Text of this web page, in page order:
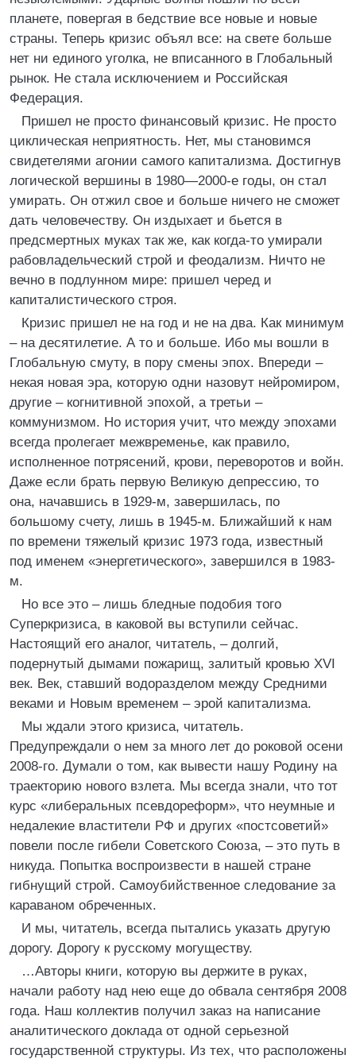
планете, повергая в бедствие все новые и новые
страны. Теперь кризис объял все: на свете больше
нет ни единого уголка, не вписанного в Глобальный
рынок. Не стала исключением и Российская
Федерация.
Пришел не просто финансовый кризис. Не просто
циклическая неприятность. Нет, мы становимся
свидетелями агонии самого капитализма. Достигнув
логической вершины в 1980—2000-е годы, он стал
умирать. Он отжил свое и больше ничего не сможет
дать человечеству. Он издыхает и бьется в
предсмертных муках так же, как когда-то умирали
рабовладельческий строй и феодализм. Ничто не
вечно в подлунном мире: пришел черед и
капиталистического строя.
Кризис пришел не на год и не на два. Как минимум
– на десятилетие. А то и больше. Ибо мы вошли в
Глобальную смуту, в пору смены эпох. Впереди –
некая новая эра, которую одни назовут нейромиром,
другие – когнитивной эпохой, а третьи –
коммунизмом. Но история учит, что между эпохами
всегда пролегает межвременье, как правило,
исполненное потрясений, крови, переворотов и войн.
Даже если брать первую Великую депрессию, то
она, начавшись в 1929-м, завершилась, по
большому счету, лишь в 1945-м. Ближайший к нам
по времени тяжелый кризис 1973 года, известный
под именем «энергетического», завершился в 1983-
м.
Но все это – лишь бледные подобия того
Суперкризиса, в каковой вы вступили сейчас.
Настоящий его аналог, читатель, – долгий,
подернутый дымами пожарищ, залитый кровью XVI
век. Век, ставший водоразделом между Средними
веками и Новым временем – эрой капитализма.
Мы ждали этого кризиса, читатель.
Предупреждали о нем за много лет до роковой осени
2008-го. Думали о том, как вывести нашу Родину на
траекторию нового взлета. Мы всегда знали, что тот
курс «либеральных псевдореформ», что неумные и
недалекие властители РФ и других «постсоветий»
повели после гибели Советского Союза, – это путь в
никуда. Попытка воспроизвести в нашей стране
гибнущий строй. Самоубийственное следование за
караваном обреченных.
И мы, читатель, всегда пытались указать другую
дорогу. Дорогу к русскому могуществу.
…Авторы книги, которую вы держите в руках,
начали работу над нею еще до обвала сентября 2008
года. Наш коллектив получил заказ на написание
аналитического доклада от одной серьезной
государственной структуры. Из тех, что расположены